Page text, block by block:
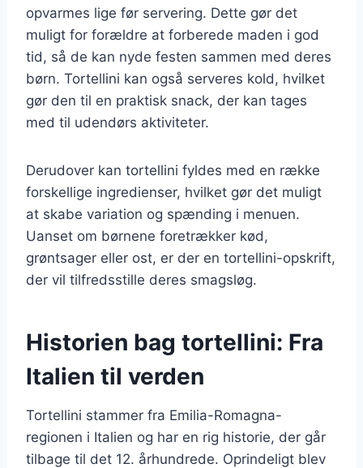
opvarmes lige før servering. Dette gør det
muligt for forældre at forberede maden i god
tid, så de kan nyde festen sammen med deres
børn. Tortellini kan også serveres kold, hvilket
gør den til en praktisk snack, der kan tages
med til udendørs aktiviteter.
Derudover kan tortellini fyldes med en række
forskellige ingredienser, hvilket gør det muligt
at skabe variation og spænding i menuen.
Uanset om børnene foretrækker kød,
grøntsager eller ost, er der en tortellini-opskrift,
der vil tilfredsstille deres smagsløg.
Historien bag tortellini: Fra
Italien til verden
Tortellini stammer fra Emilia-Romagna-
regionen i Italien og har en rig historie, der går
tilbage til det 12. århundrede. Oprindeligt blev